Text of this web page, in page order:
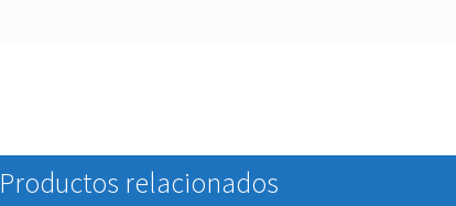
Productos relacionados